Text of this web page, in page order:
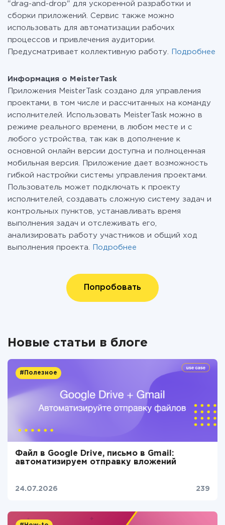
"drag-and-drop" для ускоренной разработки и
сборки приложений. Сервис также можно
использовать для автоматизации рабочих
процессов и привлечения аудитории.
Предусматривает коллективную работу.
Подробнее
Информация о MeisterTask
Приложения MeisterTask создано для управления
проектами, в том числе и рассчитанных на команду
исполнителей. Использовать MeisterTask можно в
режиме реального времени, в любом месте и с
любого устройства, так как в дополнение к
основной онлайн версии доступна и полноценная
мобильная версия. Приложение дает возможность
гибкой настройки системы управления проектами.
Пользователь может подключать к проекту
исполнителей, создавать сложную систему задач и
контрольных пунктов, устанавливать время
выполнения задач и отслеживать его,
анализировать работу участников и общий ход
выполнения проекта.
Подробнее
Попробовать
Новые статьи в блоге
#Полезное
Файл в Google Drive, письмо в Gmail:
автоматизируем отправку вложений
24.07.2026 239